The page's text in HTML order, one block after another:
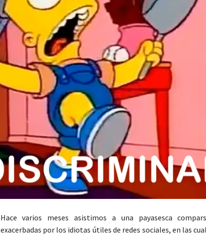
Hace varios meses asistimos a una payasesca
exacerbadas por los idiotas útiles de redes sociales, en las